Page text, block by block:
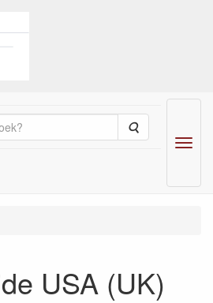
Zoeken
Menu
USA (UK)